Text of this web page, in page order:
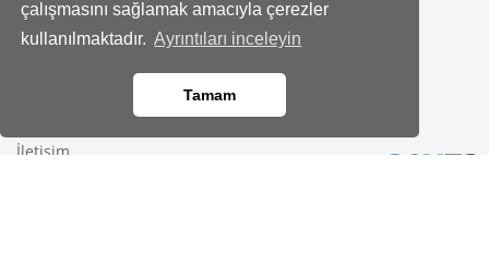
çalışmasını sağlamak amacıyla çerezler
kullanılmaktadır. Ayrıntıları inceleyin
Tamam
Kurumsal
Hakkımızda
İletişim